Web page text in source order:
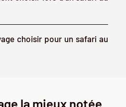
choisir pour un safari au
la mieux notée